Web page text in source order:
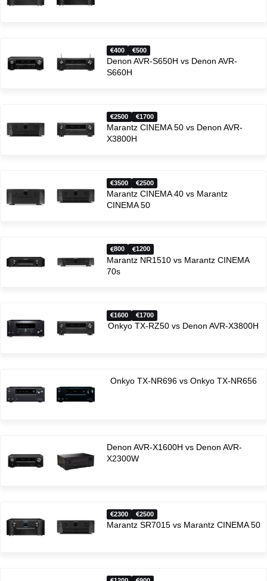
400 500
Denon AVR-S650H vs Denon AVR-
S660H
2500 1700
Marantz CINEMA 50 vs Denon AVR-
X3800H
3500 2500
Marantz CINEMA 40 vs Marantz
CINEMA 50
800 1200
Marantz NR1510 vs Marantz CINEMA
70s
1600 1700
Onkyo TX-RZ50 vs Denon AVR-X3800H
Onkyo TX-NR696 vs Onkyo TX-NR656
Denon AVR-X1600H vs Denon AVR-
X2300W
2300 2500
Marantz SR7015 vs Marantz CINEMA 50